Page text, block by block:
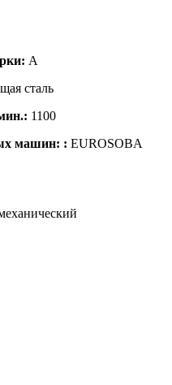
A
сталь
1100
машин: : EUROSOBA